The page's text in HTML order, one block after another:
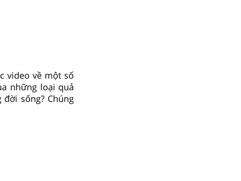
video về một số
những loại quả
sống? Chúng